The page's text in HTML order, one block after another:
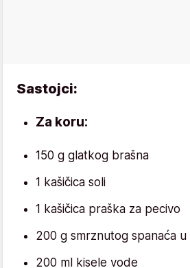
Sastojci:
Za koru:
150 g glatkog brašna
1 kašičica soli
1 kašičica praška za pecivo
200 g smrznutog spanaća
200 ml kisele vode